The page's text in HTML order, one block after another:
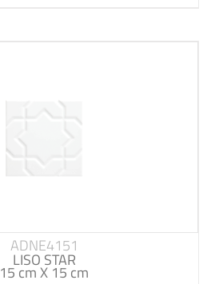
ADNE4151
LISO STAR
15 cm X 15 cm